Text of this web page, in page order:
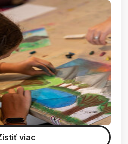
viac